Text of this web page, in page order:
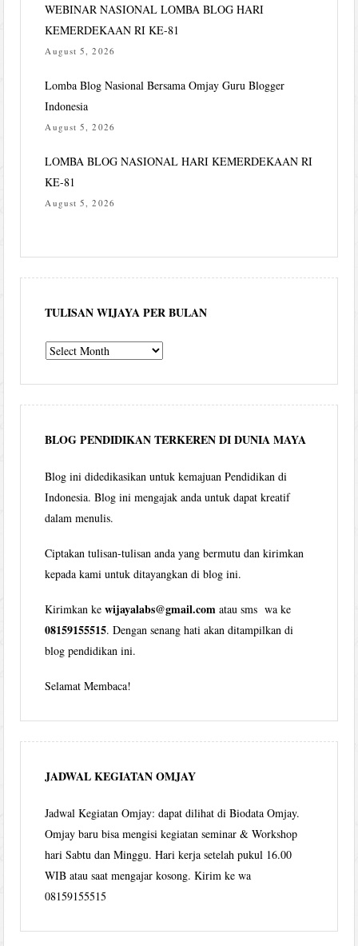
WEBINAR NASIONAL LOMBA BLOG HARI
KEMERDEKAAN RI KE-81
August 5, 2026
Lomba Blog Nasional Bersama Omjay Guru Blogger
Indonesia
August 5, 2026
LOMBA BLOG NASIONAL HARI KEMERDEKAAN RI
KE-81
August 5, 2026
TULISAN WIJAYA PER BULAN
Tulisan
per
bulan
BLOG PENDIDIKAN TERKEREN DI DUNIA MAYA
Blog ini didedikasikan untuk kemajuan Pendidikan di
Indonesia. Blog ini mengajak anda untuk dapat kreatif
dalam menulis.
Ciptakan tulisan-tulisan anda yang bermutu dan kirimkan
kepada kami untuk ditayangkan di blog ini.
Kirimkan kewijayalabs@gmail.com atau sms wa ke
08159155515. Dengan senang hati akan ditampilkan di
blog pendidikan ini.
Selamat Membaca!
JADWAL KEGIATAN OMJAY
Jadwal Kegiatan Omjay: dapat dilihat di Biodata Omjay.
Omjay baru bisa mengisi kegiatan seminar & Workshop
hari Sabtu dan Minggu. Hari kerja setelah pukul 16.00
WIB atau saat mengajar kosong. Kirim ke wa
08159155515